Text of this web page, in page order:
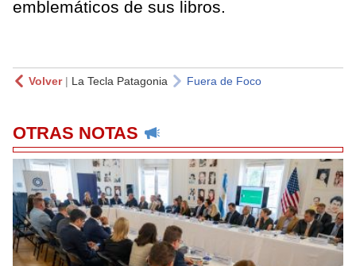
emblemáticos de sus libros.
Volver| La Tecla Patagonia Fuera de Foco
OTRAS NOTAS